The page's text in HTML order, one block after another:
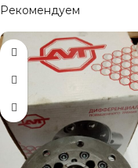
Рекомендуем